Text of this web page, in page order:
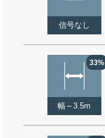
信号なし
33%
幅～3.5m